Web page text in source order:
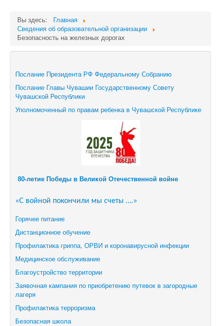
Вы здесь:
Главная
Сведения об образовательной организации
Безопасность на железных дорогах
Послание Президента РФ Федеральному Собранию
Послание Главы Чувашии Государственному Совету
Чувашской Республики
Уполномоченный по правам ребенка в Чувашской Республике
80-летие Победы в Великой Отечественной войне
«С войной покончили мы счеты ….»
Горячее питание
Дистанционное обучение
Профилактика гриппа, ОРВИ и коронавирусной инфекции
Медицинское обслуживание
Благоустройство территории
Заявочная кампания по приобретению путевок в загородные
лагеря
Профилактика терроризма
Безопасная школа